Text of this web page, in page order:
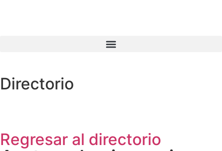
Directorio
Regresar al directorio